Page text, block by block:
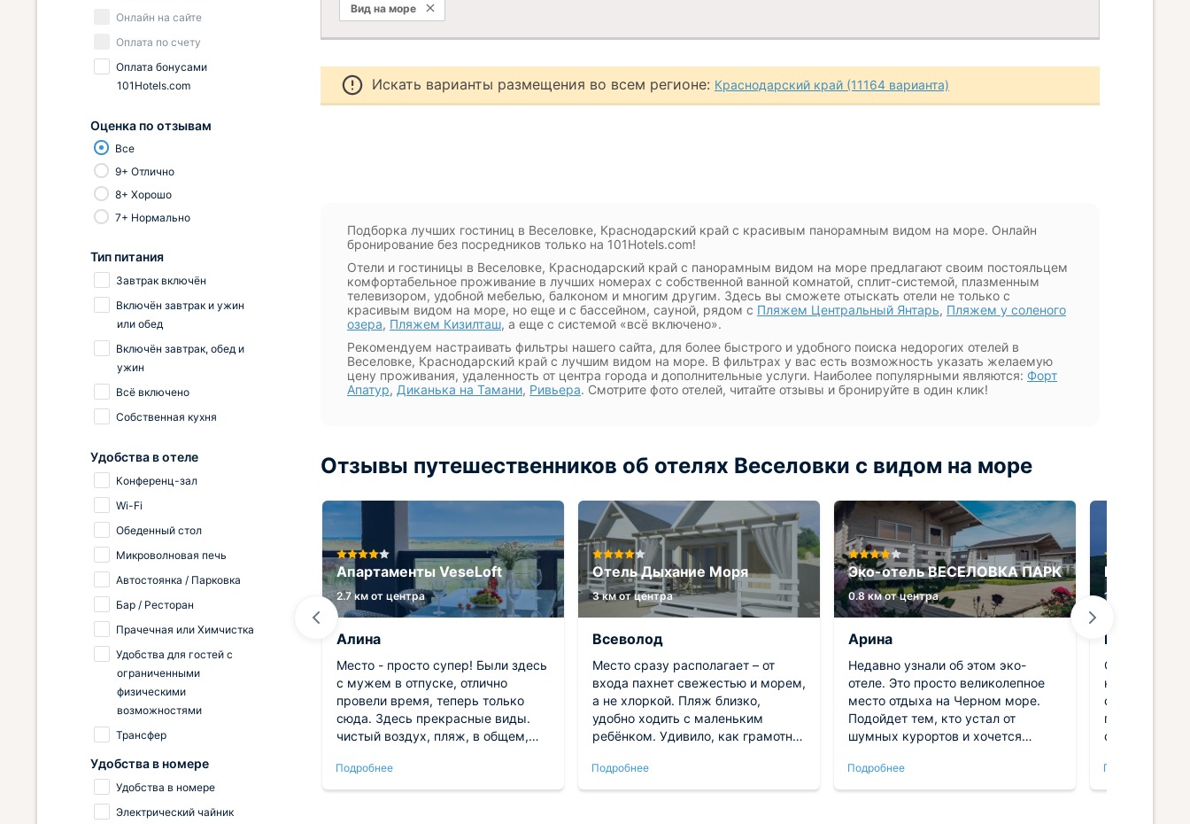
Вид на море
Искать варианты размещения во всем регионе: Краснодарский край (11164 варианта)
Подборка лучших гостиниц в Веселовке, Краснодарский край с красивым панорамным видом на море. Онлайн
бронирование без посредников только на 101Hotels.com!
Отели и гостиницы в Веселовке, Краснодарский край с панорамным видом на море предлагают своим постояльцем
комфортабельное проживание в лучших номерах с собственной ванной комнатой, сплит-системой, плазменным
телевизором, удобной мебелью, балконом и многим другим. Здесь вы сможете отыскать отели не только с
красивым видом на море, но еще и с бассейном, сауной, рядом с Пляжем Центральный Янтарь, Пляжем у соленого
озера, Пляжем Кизилташ, а еще с системой «всё включено».
Рекомендуем настраивать фильтры нашего сайта, для более быстрого и удобного поиска недорогих отелей в
Веселовке, Краснодарский край с лучшим видом на море. В фильтрах у вас есть возможность указать желаемую
цену проживания, удаленность от центра города и дополнительные услуги. Наиболее популярными являются: Форт
Апатур, Диканька на Тамани, Ривьера. Смотрите фото отелей, читайте отзывы и бронируйте в один клик!
Отзывы путешественников об отелях Веселовки с видом на море
Отель Море Лофт
2.5 км от центра
Сергей
Стильный и атмосферный отель,
прямо как на картинке – приятно,
что интерьер не подвёл. Идеален
для пары, желающей сменить
обстановку на что-то яркое и
видом на море – просто восторг.
До пляжа рукой подать, а после
купания можно спокойно
Подробнее
Апартаменты VeseLoft
2.7 км от центра
Алина
Место - просто супер! Были здесь
с мужем в отпуске, отлично
провели время, теперь только
сюда. Здесь прекрасные виды.
чистый воздух, пляж, в общем,
отдыха. Квартира шикарная,
уютная и светлая. Мы остались в
Подробнее
Отель Дыхание Моря
3 км от центра
Всеволод
Место сразу располагает – от
входа пахнет свежестью и морем,
а не хлоркой. Пляж близко,
удобно ходить с маленьким
ребёнком. Удивило, как грамотно
просто, но ничего лишнего. Ночью
– ни звука, спали с открытым
Подробнее
Эко-отель ВЕСЕЛОВКА ПАРК
0.8 км от центра
Арина
Недавно узнали об этом эко-
отеле. Это просто великолепное
место отдыха на Черном море.
Подойдет тем, кто устал от
шумных курортов и хочется
климатом и отдыхом в тишине.
Нам повезло - было мало людей,
Подробнее
Коттедж 2
1.6 км от
Виктория
Отличное
несколько
спокойствие
пейзажи. Дом
от двух
пляжами и
воздухе.
Подробнее
Онлайн на сайте
Оплата по счету
Оплата бонусами
101Hotels.com
Оценка по отзывам
Все
9+ Отлично
8+ Хорошо
7+ Нормально
Тип питания
Завтрак включён
Включён завтрак и ужин
или обед
Включён завтрак, обед и
ужин
Всё включено
Собственная кухня
Удобства в отеле
Конференц-зал
Wi-Fi
Обеденный стол
Микроволновая печь
Автостоянка / Парковка
Бар / Ресторан
Прачечная или Химчистка
Удобства для гостей с
ограниченными
физическими
возможностями
Трансфер
Удобства в номере
Удобства в номере
Электрический чайник